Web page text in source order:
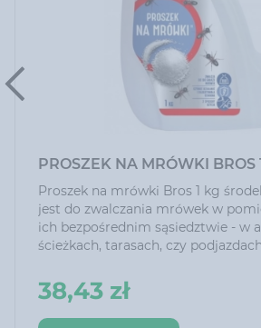
PROSZEK NA MRÓWKI BROS
Proszek na mrówki Bros 1 kg
jest do zwalczania mrówek w
ich bezpośrednim sąsiedztwie - w
ścieżkach, tarasach, czy
skuteczność działania produktu.
stosować w postaci proszku lub po
rozpuszczeniu w wodzie
38,43 zł